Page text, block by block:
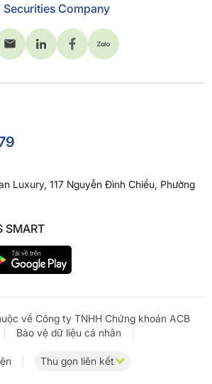
Securities Company
Luxury, 117 Nguyễn Đình Chiểu, Phường
SMART
về Công ty TNHH Chứng khoán ACB
Bảo vệ dữ liệu cá nhân
Thu gọn liên kết